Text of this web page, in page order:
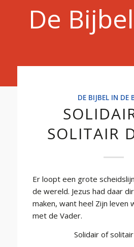
De
DE BIJBEL IN DE
SOLITAIR
Er loopt een grote
de wereld. Jezus had daar
maken, want heel Zijn leven
met de Vader.
Solidair of